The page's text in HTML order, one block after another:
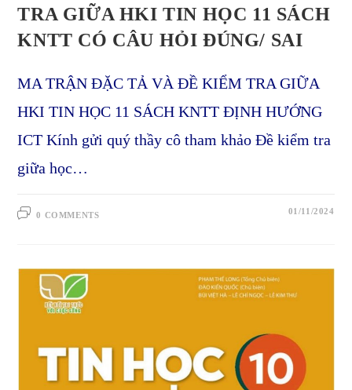
TRA GIỮA HKI TIN HỌC 11 SÁCH
KNTT CÓ CÂU HỎI ĐÚNG/ SAI
MA TRẬN ĐẶC TẢ VÀ ĐỀ KIỂM TRA GIỮA
HKI TIN HỌC 11 SÁCH KNTT ĐỊNH HƯỚNG
ICT Kính gửi quý thầy cô tham khảo Đề kiểm tra
giữa học…
0 COMMENTS 01/11/2024